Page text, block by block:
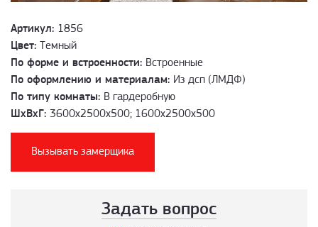
Артикул: 1856
Цвет: Темный
По форме и встроенности: Встроенные
По оформлению и материалам: Из дсп (ЛМДФ)
По типу комнаты: В гардеробную
ШхВхГ: 3600х2500х500; 1600x2500x500
Вызывать замерщика
Задать вопрос